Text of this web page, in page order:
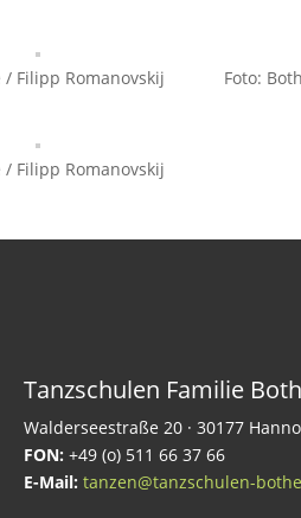
/ Filipp Romanovskij Foto:
/ Filipp Romanovskij
Tanzschulen Familie
Walderseestraße 20 · 30177
FON: +49 (o) 511 66 37 66
E-Mail: tanzen@tanzschulen-